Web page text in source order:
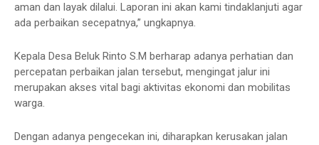
aman dan layak dilalui. Laporan ini akan kami tindaklanjuti agar
ada perbaikan secepatnya,” ungkapnya.
Kepala Desa Beluk Rinto S.M berharap adanya perhatian dan
percepatan perbaikan jalan tersebut, mengingat jalur ini
merupakan akses vital bagi aktivitas ekonomi dan mobilitas
warga.
Dengan adanya pengecekan ini, diharapkan kerusakan jalan